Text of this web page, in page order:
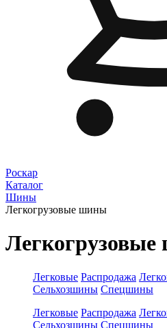
Роскар
Каталог
Шины
Легкогрузовые шины
Легковые Распродажа
Сельхозшины Спецшины
Легковые Распродажа
Сельхозшины Спецшины